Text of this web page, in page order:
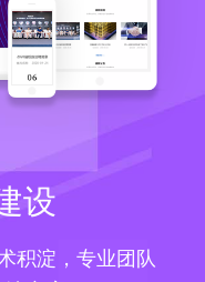
设
积淀，专业团队